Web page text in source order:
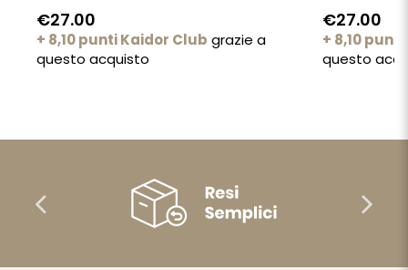
€27.00
+ 8,10 punti Kaidor Club grazie a
questo acquisto
€27.00
+ 8,10
questo